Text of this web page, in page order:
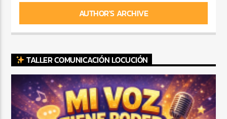
AUTHOR'S ARCHIVE
TALLER COMUNICACIÓN LOCUCIÓN